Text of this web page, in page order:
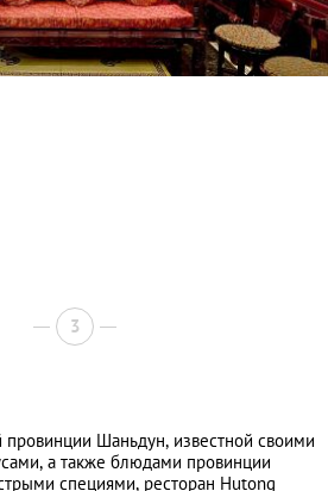
3
Шаньдун, известной своими
а также блюдами провинции
специями, ресторан Hutong